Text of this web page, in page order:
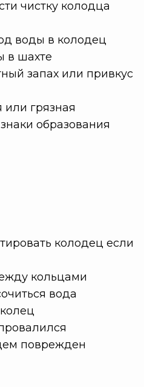
чистку колодца
воды в колодец
в шахте
запах или привкус
или грязная
образования
колодец если
кольцами
вода
поврежден